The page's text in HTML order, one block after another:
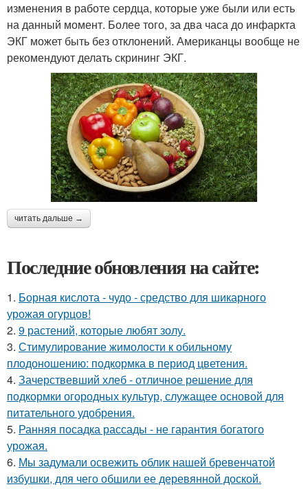
изменения в работе сердца, которые уже были или есть
на данный момент. Более того, за два часа до инфаркта
ЭКГ может быть без отклонений. Американцы вообще не
рекомендуют делать скрининг ЭКГ.
читать дальше →
Последние обновления на сайте:
1. Борная кислота - чудо - средство для шикарного
урожая огурцов!
2. 9 растений, которые любят золу.
3. Стимулирование жимолости к обильному
плодоношению: подкормка в период цветения.
4. Зачерствевший хлеб - отличное решение для
подкормки огородных культур, служащее основой для
питательного удобрения.
5. Ранняя посадка рассады - не гарантия богатого
урожая.
6. Мы задумали освежить облик нашей бревенчатой
избушки, для чего обшили ее деревянной доской.